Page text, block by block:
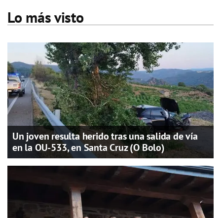
Lo más visto
Un joven resulta herido tras una salida de vía
en la OU-533, en Santa Cruz (O Bolo)